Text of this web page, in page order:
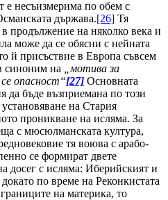
е несъизмерима по обем с
държава.[26] Тя
в продължение на няколко века и
може да се обясни с нейната
й присъствие в Европа съвсем
синоним на
„мотива за
опасност“[27] Основната
да бъде възприемана по този
на Стария
проникване на исляма. За
с мюсюлманската култура,
тя воюва с арабо-
се формират двете
досег с исляма: Иберийският и
по време на Реконкистата
на материка, то